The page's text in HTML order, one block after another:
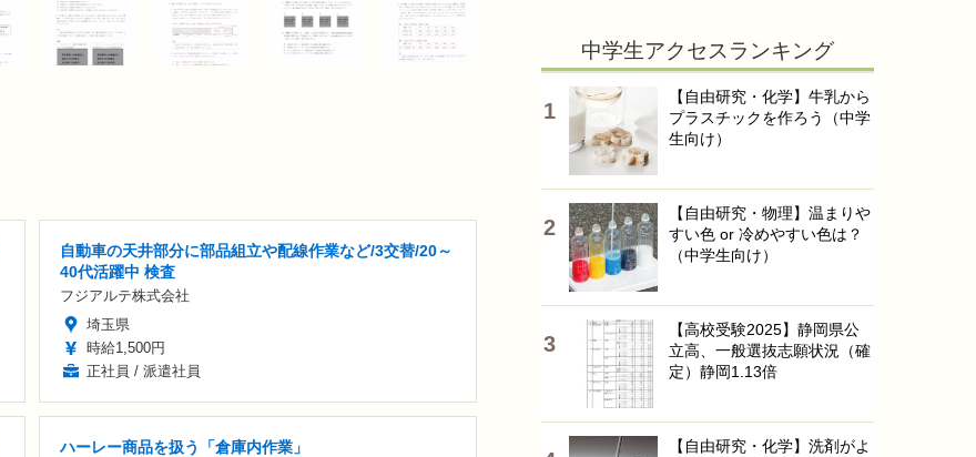
自動車の天井部分に部品組立や配線作業など/3交替/20～
40代活躍中 検査
フジアルテ株式会社
埼玉県
時給1,500円
正社員 / 派遣社員
ハーレー商品を扱う「倉庫内作業」
中学生アクセスランキング
【自由研究・化学】牛乳から
プラスチックを作ろう（中学
生向け）
【自由研究・物理】温まりや
すい色 or 冷めやすい色は？
（中学生向け）
【高校受験2025】静岡県公
立高、一般選抜志願状況（確
定）静岡1.13倍
【自由研究・化学】洗剤がよ